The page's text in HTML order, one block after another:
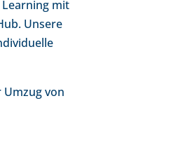
mit
Unsere
von